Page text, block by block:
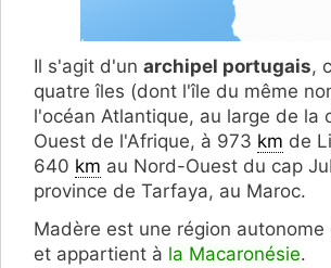
Il s'agit d'un archipel portugais,
quatre îles (dont l'île du même
l'océan Atlantique, au large de la
Ouest de l'Afrique, à 973 km de
640 km au Nord-Ouest du cap
province de Tarfaya, au Maroc.
Madère est une région autonome
et appartient à la Macaronésie.